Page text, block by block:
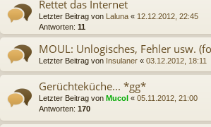
Rettet das Internet
Letzter Beitrag von Laluna « 12.12.2012, 22:45
Antworten: 11
MOUL: Unlogisches, Fehler usw.
Letzter Beitrag von Insulaner « 03.12.2012, 18:11
Gerüchteküche... *gg*
Letzter Beitrag von Mucol « 05.11.2012, 21:00
Antworten: 170